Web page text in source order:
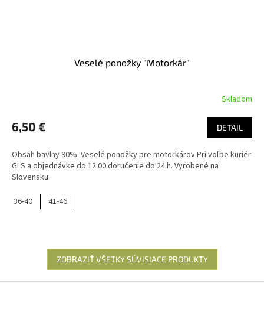
Veselé ponožky "Motorkár"
Skladom
6,50 € DETAIL
Obsah bavlny 90%. Veselé ponožky pre motorkárov Pri voľbe kuriér
GLS a objednávke do 12:00 doručenie do 24 h. Vyrobené na
Slovensku.
36-40 41-46
ZOBRAZIŤ VŠETKY SÚVISIACE PRODUKTY